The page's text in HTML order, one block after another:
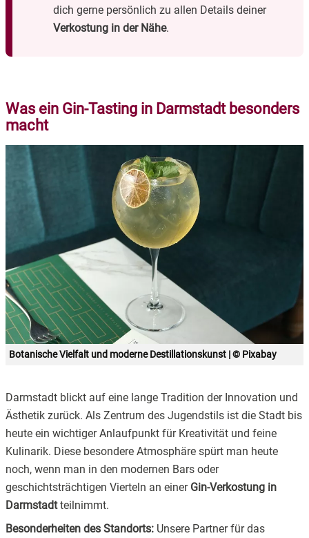
dich gerne persönlich zu allen Details deiner
Verkostung in der Nähe.
Was ein Gin-Tasting in Darmstadt besonders
macht
Botanische Vielfalt und moderne Destillationskunst | © Pixabay
Darmstadt blickt auf eine lange Tradition der Innovation und
Ästhetik zurück. Als Zentrum des Jugendstils ist die Stadt bis
heute ein wichtiger Anlaufpunkt für Kreativität und feine
Kulinarik. Diese besondere Atmosphäre spürt man heute
noch, wenn man in den modernen Bars oder
geschichtsträchtigen Vierteln an einer Gin-Verkostung in
Darmstadtteilnimmt.
Besonderheiten des Standorts: Unsere Partner für das